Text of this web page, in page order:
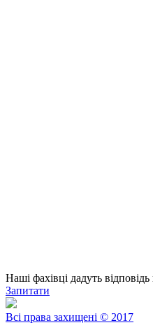
Наші фахівці дадуть
Запитати
Всі права захищені © 2017